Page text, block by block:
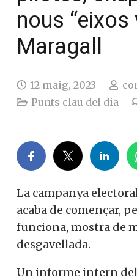
nous “eixos
Maragall
12 maig, 2023
Punts clau del dia
La campanya
acaba de començar,
funciona, mostra de
desgavellada.
Un informe intern